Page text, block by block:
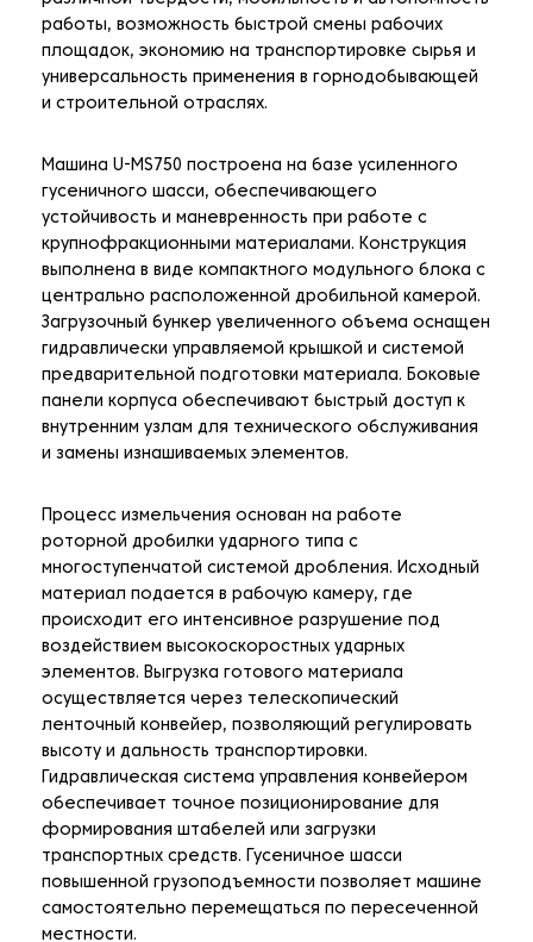
работы, возможность быстрой смены рабочих
площадок, экономию на транспортировке сырья и
универсальность применения в горнодобывающей
и строительной отраслях.
Машина U-MS750 построена на базе усиленного
гусеничного шасси, обеспечивающего
устойчивость и маневренность при работе с
крупнофракционными материалами. Конструкция
выполнена в виде компактного модульного блока с
центрально расположенной дробильной камерой.
Загрузочный бункер увеличенного объема оснащен
гидравлически управляемой крышкой и системой
предварительной подготовки материала. Боковые
панели корпуса обеспечивают быстрый доступ к
внутренним узлам для технического обслуживания
и замены изнашиваемых элементов.
Процесс измельчения основан на работе
роторной дробилки ударного типа с
многоступенчатой системой дробления. Исходный
материал подается в рабочую камеру, где
происходит его интенсивное разрушение под
воздействием высокоскоростных ударных
элементов. Выгрузка готового материала
осуществляется через телескопический
ленточный конвейер, позволяющий регулировать
высоту и дальность транспортировки.
Гидравлическая система управления конвейером
обеспечивает точное позиционирование для
формирования штабелей или загрузки
транспортных средств. Гусеничное шасси
повышенной грузоподъемности позволяет машине
самостоятельно перемещаться по пересеченной
местности.